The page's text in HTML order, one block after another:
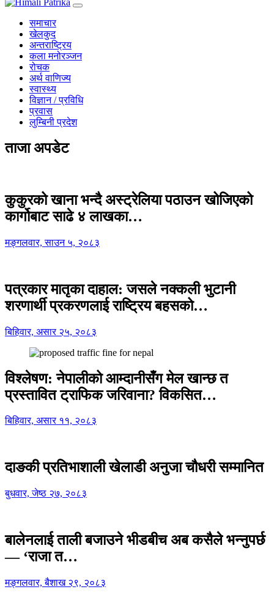
समाचार
खेलकुद
अन्तराष्ट्रिय
कला मनोरञ्जन
रोचक
अर्थ वाणिज्य
स्वास्थ्य
विज्ञान / प्रविधि
प्रवास
लुम्बिनी प्रदेश
ताजा अपडेट
कुकुरको खाना भन्दै अस्ट्रेलिया पठाउन खोजिएको
कार्गोबाट साढे ४ लाखका…
मङ्गलवार, साउन ५, २०८३
पत्रकार मातृका दाहाल: जसले नक्कली भुटानी
शरणार्थी प्रकरणलाई राष्ट्रिय बहसको…
बिहिवार, असार २५, २०८३
विश्लेषण: नेपालीको आम्दानीसँग मेल खान्छ त
प्रस्तावित ट्राफिक जरिवाना? विकसित…
बिहिवार, असार ११, २०८३
दाङकी प्रतिभाशाली खेलाडी अनुजा चौधरी सम्मानित
बुधवार, जेष्ठ २७, २०८३
बालेनलाई ताली बजाउने भीडबीच अब कसैले भन्नुपर्छ
— ‘राजा त…
मङ्गलवार, बैशाख २९, २०८३